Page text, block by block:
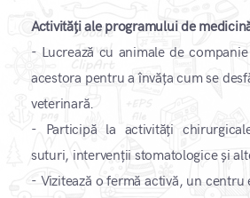
Activități ale programului de
- Lucrează cu animale de
acestora pentru a învăța cum se
veterinară.
- Participă la activități
suturi, intervenții stomatologice și
- Vizitează o fermă activă, un centru